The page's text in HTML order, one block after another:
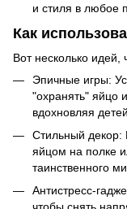
и стиля в любое
Как
Вот несколько
Эпичные игры:
"охранять" яйцо
вдохновляя
Стильный декор:
яйцом на полке
таинственного
Антистресс-